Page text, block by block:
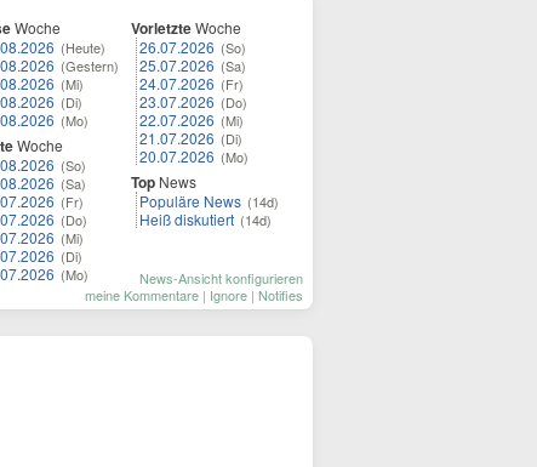
Woche
(Heute)
(Gestern)
(Mi)
(Di)
(Mo)
Woche
(So)
(Sa)
(Fr)
(Do)
(Mi)
(Di)
(Mo)
VorletzteWoche
26.07.2026 (So)
25.07.2026 (Sa)
24.07.2026 (Fr)
23.07.2026 (Do)
22.07.2026 (Mi)
21.07.2026 (Di)
20.07.2026 (Mo)
Top News
Populäre News (14d)
Heiß diskutiert (14d)
News-Ansicht konfigurieren
meine Kommentare | Ignore | Notifies